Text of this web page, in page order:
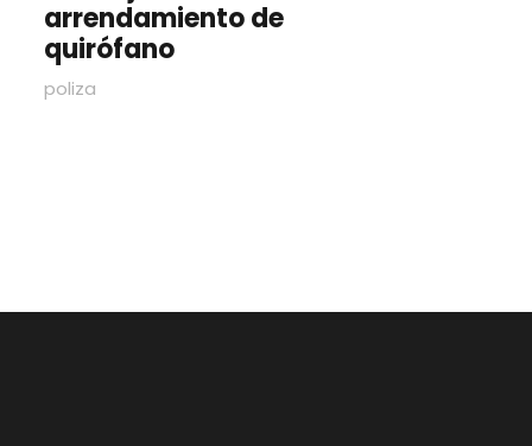
arrendamiento de
quirófano
poliza